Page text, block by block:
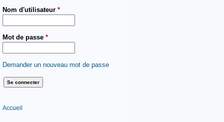
Nom d'utilisateur *
Mot de passe *
Demander un nouveau mot de passe
Vous êtes ici
Accueil